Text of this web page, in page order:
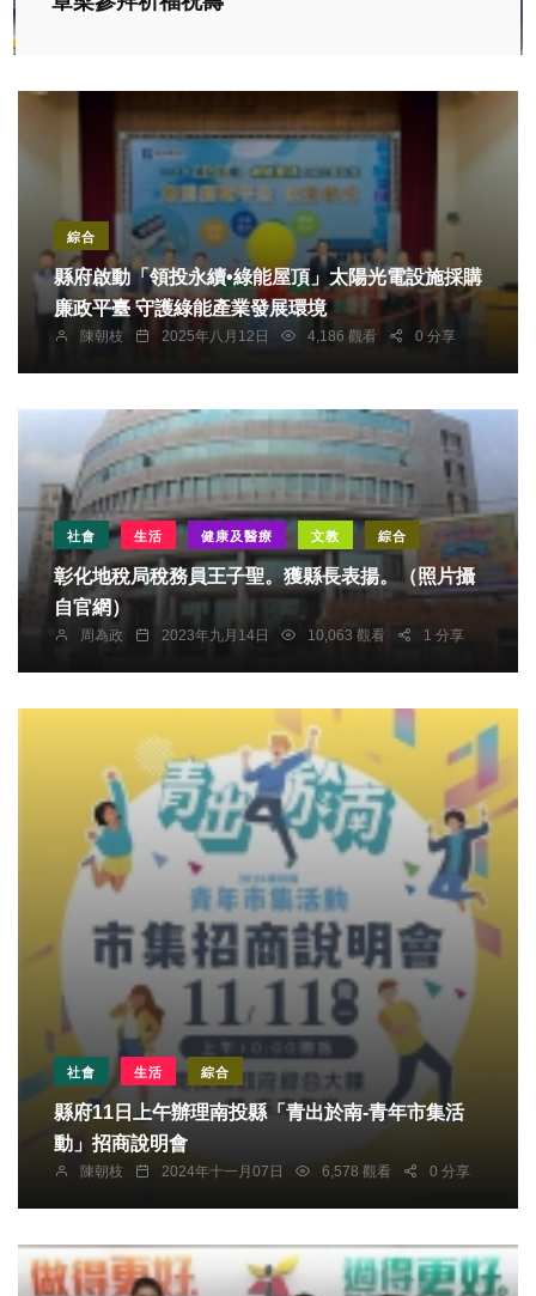
綜合
縣府啟動「領投永續•綠能屋頂」太陽光電設施採購
廉政平臺 守護綠能產業發展環境
陳朝枝 2025年八月12日 4,186 觀看 0 分享
社會 生活 健康及醫療 文教 綜合
彰化地稅局稅務員王子聖。獲縣長表揚。（照片攝
自官網）
周為政 2023年九月14日 10,063 觀看 1 分享
社會 生活 綜合
縣府11日上午辦理南投縣「青出於南-青年市集活
動」招商說明會
陳朝枝 2024年十一月07日 6,578 觀看 0 分享